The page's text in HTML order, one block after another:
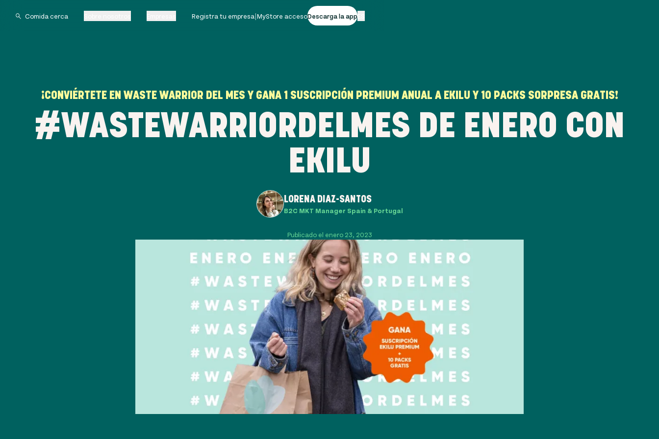
Registra tu empresa|MyStore accesoDescarga la app
¡CONVIÉRTETE EN WASTE WARRIOR DEL MES Y GANA 1 SUSCRIPCIÓN PREMIUM ANUAL A EKILU Y 10 PACKS SORPRESA GRATIS!
#WASTEWARRIORDELMES DE ENERO CON
EKILU
LORENA DIAZ-SANTOS
B2C MKT Manager Spain & Portugal
Publicado el enero 23, 2023